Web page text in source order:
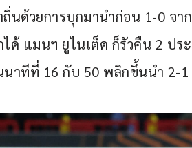
นด้วยการบุกมานำก่อน 1-0 จา
ด้ แมนฯ ยูไนเต็ด ก็รัวคืน 2 ปร
าทีที่ 16 กับ 50 พลิกขึ้นนำ 2-1